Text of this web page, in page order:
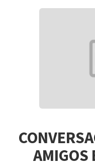
AMIGOS